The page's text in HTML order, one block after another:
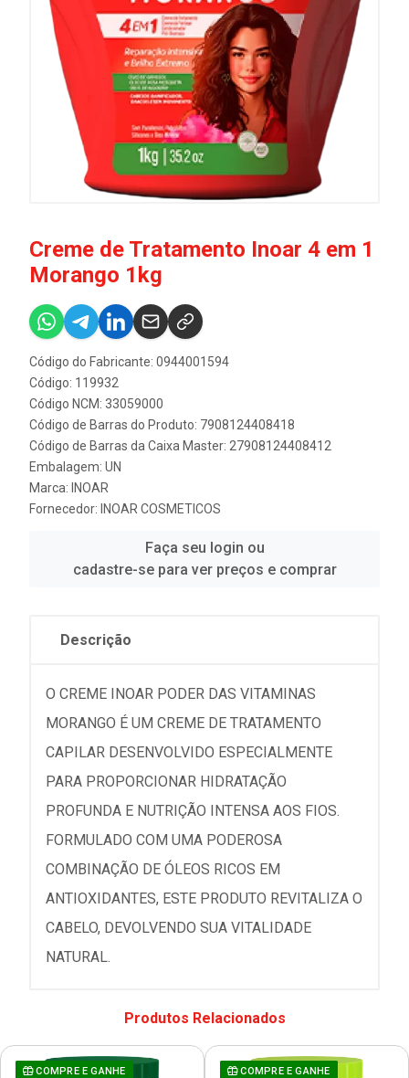
Creme de Tratamento Inoar 4 em 1
Morango 1kg
Código do Fabricante: 0944001594
Código: 119932
Código NCM: 33059000
Código de Barras do Produto: 7908124408418
Código de Barras da Caixa Master: 27908124408412
Embalagem: UN
Marca: INOAR
Fornecedor: INOAR COSMETICOS
Faça seu login ou
cadastre-se para ver preços e comprar
Descrição
O CREME INOAR PODER DAS VITAMINAS
MORANGO É UM CREME DE TRATAMENTO
CAPILAR DESENVOLVIDO ESPECIALMENTE
PARA PROPORCIONAR HIDRATAÇÃO
PROFUNDA E NUTRIÇÃO INTENSA AOS FIOS.
FORMULADO COM UMA PODEROSA
COMBINAÇÃO DE ÓLEOS RICOS EM
ANTIOXIDANTES, ESTE PRODUTO REVITALIZA O
CABELO, DEVOLVENDO SUA VITALIDADE
NATURAL.
Produtos Relacionados
COMPRE E GANHE COMPRE E GANHE